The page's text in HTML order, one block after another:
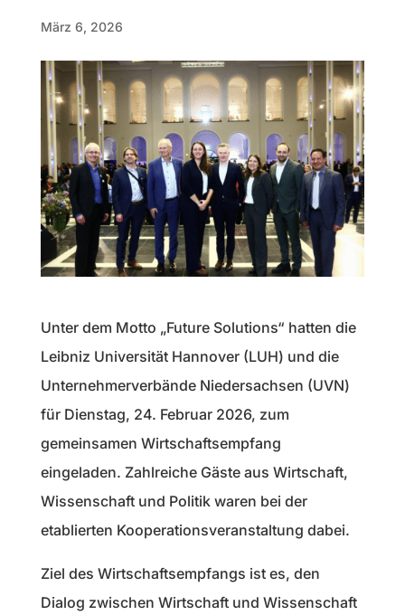
März 6, 2026
Unter dem Motto „Future Solutions“ hatten die
Leibniz Universität Hannover (LUH) und die
Unternehmerverbände Niedersachsen (UVN)
für Dienstag, 24. Februar 2026, zum
gemeinsamen Wirtschaftsempfang
eingeladen. Zahlreiche Gäste aus Wirtschaft,
Wissenschaft und Politik waren bei der
etablierten Kooperationsveranstaltung dabei.
Ziel des Wirtschaftsempfangs ist es, den
Dialog zwischen Wirtschaft und Wissenschaft